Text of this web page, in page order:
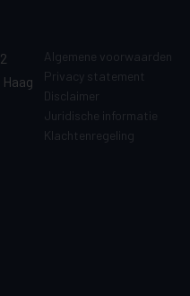
Algemene voorwaarden
Privacy statement
Disclaimer
Juridische informatie
Klachtenregeling